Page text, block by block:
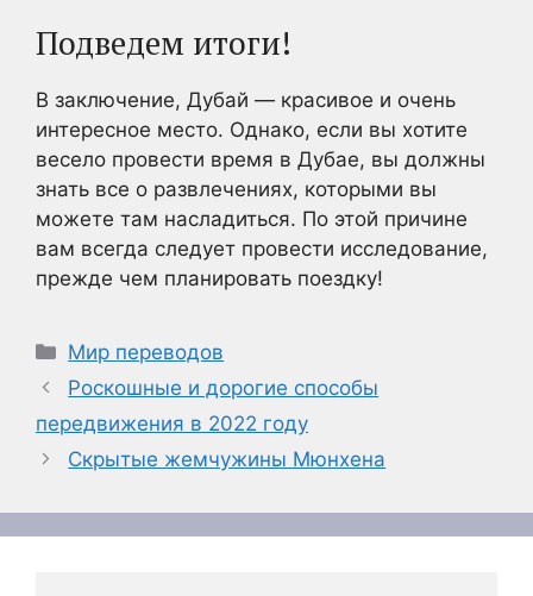
Подведем итоги!
В заключение, Дубай — красивое и очень
интересное место. Однако, если вы хотите
весело провести время в Дубае, вы должны
знать все о развлечениях, которыми вы
можете там насладиться. По этой причине
вам всегда следует провести исследование,
прежде чем планировать поездку!
Рубрики
Мир переводов
Роскошные и дорогие способы
передвижения в 2022 году
Скрытые жемчужины Мюнхена